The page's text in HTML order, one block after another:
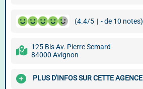
(4.4/5 | - de 10 notes)
125 Bis Av. Pierre Semard
84000 Avignon
PLUS D'INFOS SUR CETTE AGENCE